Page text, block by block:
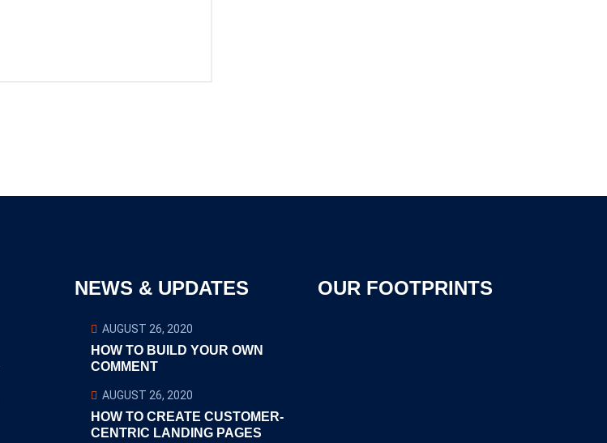
NEWS & UPDATES
AUGUST 26, 2020
HOW TO BUILD YOUR OWN
COMMENT
AUGUST 26, 2020
HOW TO CREATE CUSTOMER-
CENTRIC LANDING PAGES
OUR FOOTPRINTS